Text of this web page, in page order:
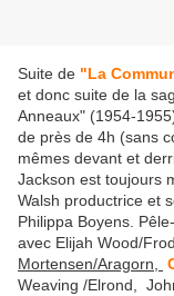
Suite de "La
et donc suite de la
Anneaux" (1954-
de près de 4h (sans
mêmes devant et
Jackson est toujours
Walsh productrice et
Philippa Boyens.
avec Elijah Wood/
Mortensen/Aragorn,
Weaving /Elrond,